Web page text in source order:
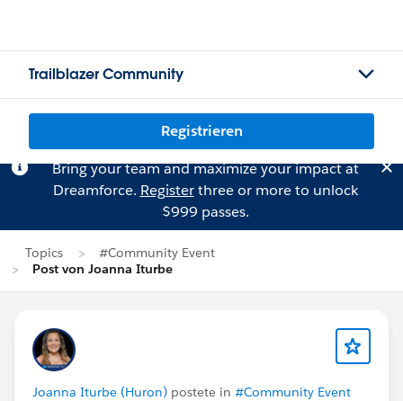
Trailblazer Community
Registrieren
Bring your team and maximize your impact at
Dreamforce. Registerthree or more to unlock
$999 passes.
Topics
#Community Event
Post von Joanna Iturbe
Joanna Iturbe (Huron) postete in #Community Event